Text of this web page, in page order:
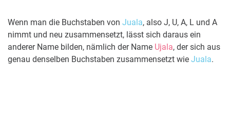
Wenn man die Buchstaben von Juala, also J, U, A, L und A
nimmt und neu zusammensetzt, lässt sich daraus ein
anderer Name bilden, nämlich der Name Ujala, der sich aus
genau denselben Buchstaben zusammensetzt wie Juala.